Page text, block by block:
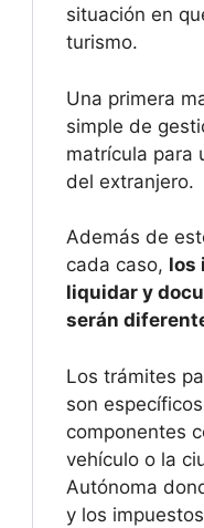
situación en
turismo.
Una primera
simple de
matrícula para
del extranjero.
Además de
cada caso, los
liquidar y
serán
Los trámites
son
componentes
vehículo o la
Autónoma
y los